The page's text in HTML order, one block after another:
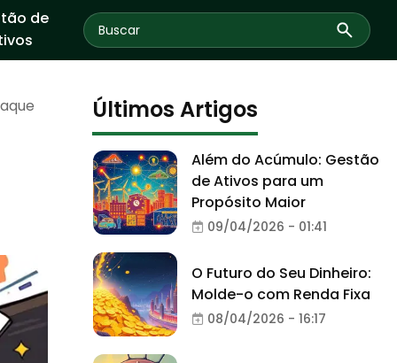
de
Últimos Artigos
Além do Acúmulo: Gestão
de Ativos para um
Propósito Maior
09/04/2026 - 01:41
O Futuro do Seu Dinheiro:
Molde-o com Renda Fixa
08/04/2026 - 16:17